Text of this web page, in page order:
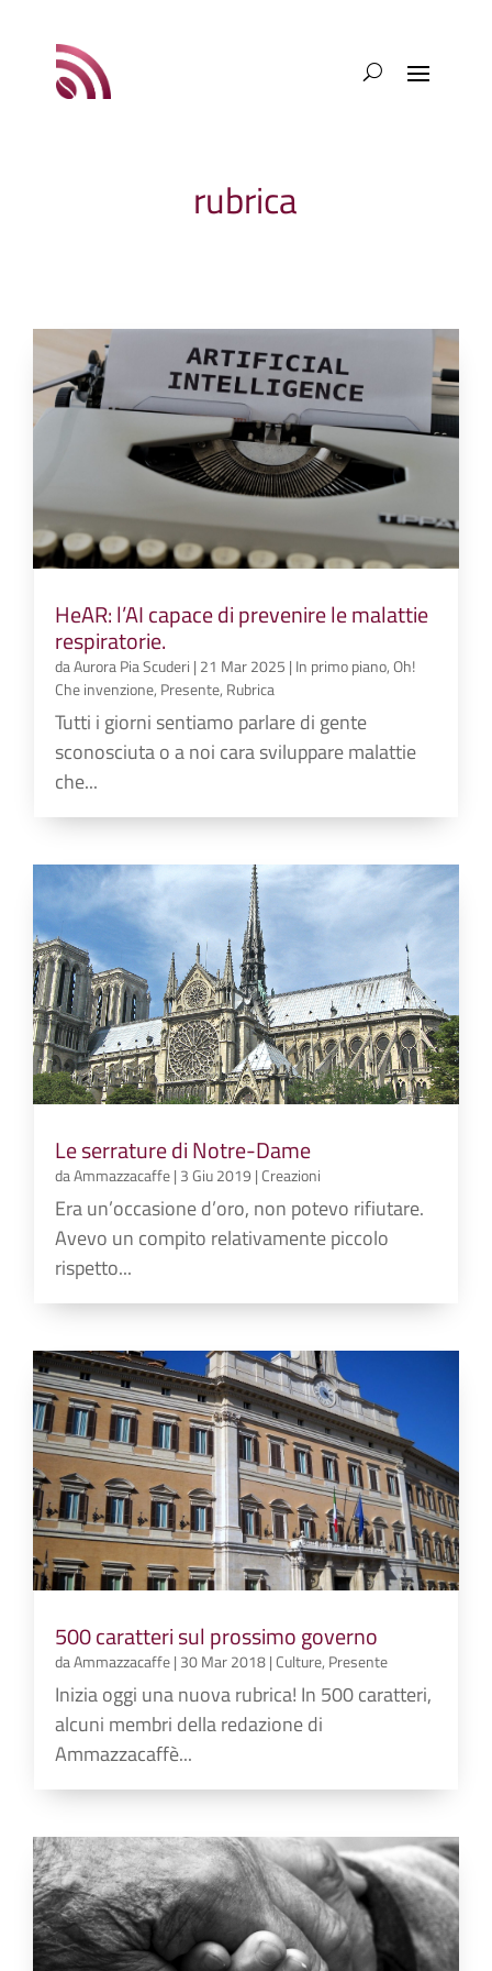
rubrica
HeAR: l’AI capace di prevenire le malattie
respiratorie.
daAurora Pia Scuderi | 21 Mar 2025 | In primo piano,Oh!
Che invenzione, Presente, Rubrica
Tutti i giorni sentiamo parlare di gente
sconosciuta o a noi cara sviluppare malattie
che...
Le serrature di Notre-Dame
daAmmazzacaffe| 3 Giu 2019 |Creazioni
Era un’occasione d’oro, non potevo rifiutare.
Avevo un compito relativamente piccolo
rispetto...
500 caratteri sul prossimo governo
daAmmazzacaffe| 30 Mar 2018|Culture, Presente
Inizia oggi una nuova rubrica! In 500 caratteri,
alcuni membri della redazione di
Ammazzacaffè...